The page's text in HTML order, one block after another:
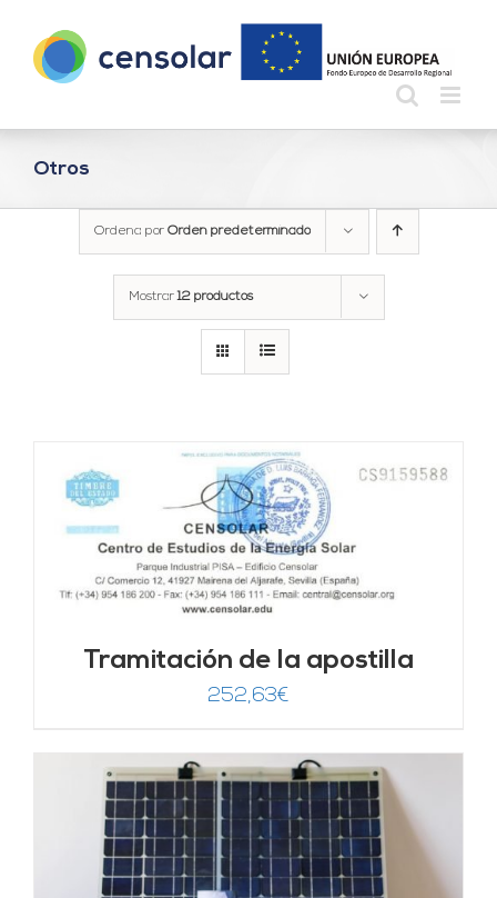
contenido
Otros
Ordena por Orden predeterminado
Mostrar12 productos
Tramitación de la apostilla
252,63€